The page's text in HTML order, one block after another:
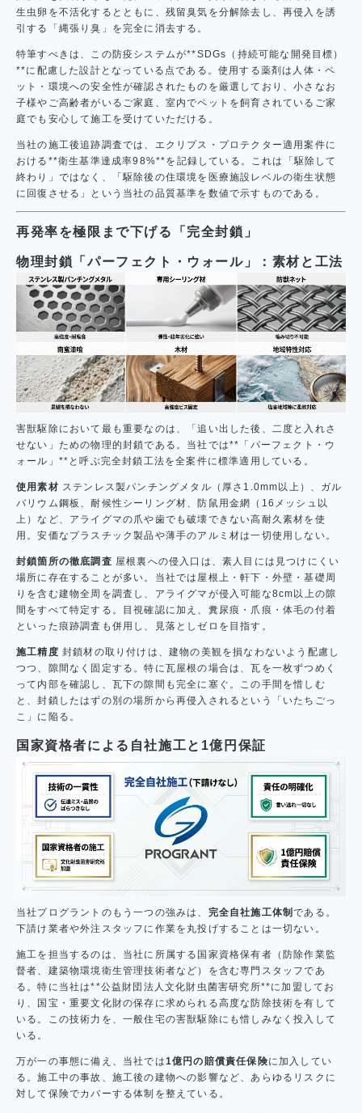
生虫卵を不活化するとともに、残留臭気を分解除去し、再侵入を誘
引する「縄張り臭」を完全に消去する。
特筆すべきは、この防疫システムが**SDGs（持続可能な開発目標）
**に配慮した設計となっている点である。使用する薬剤は人体・ペ
ット・環境への安全性が確認されたものを厳選しており、小さなお
子様やご高齢者がいるご家庭、室内でペットを飼育されているご家
庭でも安心して施工を受けていただける。
当社の施工後追跡調査では、エクリプス・プロテクター適用案件に
おける**衛生基準達成率98%**を記録している。これは「駆除して
終わり」ではなく、「駆除後の住環境を医療施設レベルの衛生状態
に回復させる」という当社の品質基準を数値で示すものである。
再発率を極限まで下げる「完全封鎖」
物理封鎖「パーフェクト・ウォール」：素材と工法
害獣駆除において最も重要なのは、「追い出した後、二度と入れさ
せない」ための物理的封鎖である。当社では**「パーフェクト・ウ
ォール」**と呼ぶ完全封鎖工法を全案件に標準適用している。
使用素材 ステンレス製パンチングメタル（厚さ1.0mm以上）、ガル
バリウム鋼板、耐候性シーリング材、防鼠用金網（16メッシュ以
上）など、アライグマの爪や歯でも破壊できない高耐久素材を使
用。安価なプラスチック製品や薄手のアルミ材は一切使用しない。
封鎖箇所の徹底調査 屋根裏への侵入口は、素人目には見つけにくい
場所に存在することが多い。当社では屋根上・軒下・外壁・基礎周
りを含む建物全周を調査し、アライグマが侵入可能な8cm以上の隙
間をすべて特定する。目視確認に加え、糞尿痕・爪痕・体毛の付着
といった痕跡調査も併用し、見落としゼロを目指す。
施工精度 封鎖材の取り付けは、建物の美観を損なわないよう配慮し
つつ、隙間なく固定する。特に瓦屋根の場合は、瓦を一枚ずつめく
って内部を確認し、瓦下の隙間も完全に塞ぐ。この手間を惜しむ
と、封鎖したはずの別の場所から再侵入されるという「いたちごっ
こ」に陥る。
国家資格者による自社施工と1億円保証
当社プログラントのもう一つの強みは、 完全自社施工体制である。
下請け業者や外注スタッフに作業を丸投げすることは一切ない。
施工を担当するのは、当社に所属する国家資格保有者（防除作業監
督者、建築物環境衛生管理技術者など）を含む専門スタッフであ
る。特に当社は**公益財団法人文化財虫菌害研究所**に加盟してお
り、国宝・重要文化財の保存に求められる高度な防除技術を有して
いる。この技術力を、一般住宅の害獣駆除にも惜しみなく投入して
いる。
万が一の事態に備え、当社では1億円の賠償責任保険に加入してい
る。施工中の事故、施工後の建物への影響など、あらゆるリスクに
対して保険でカバーする体制を整えている。